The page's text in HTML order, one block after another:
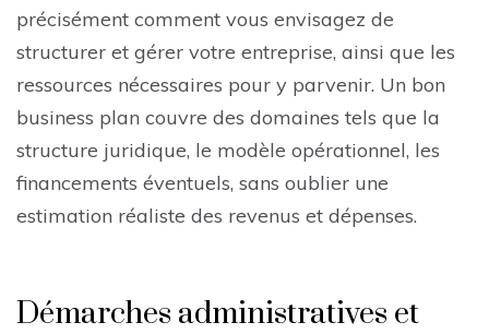
précisément comment vous envisagez de
structurer et gérer votre entreprise, ainsi que les
ressources nécessaires pour y parvenir. Un bon
business plan couvre des domaines tels que la
structure juridique, le modèle opérationnel, les
financements éventuels, sans oublier une
estimation réaliste des revenus et dépenses.
Démarches administratives et